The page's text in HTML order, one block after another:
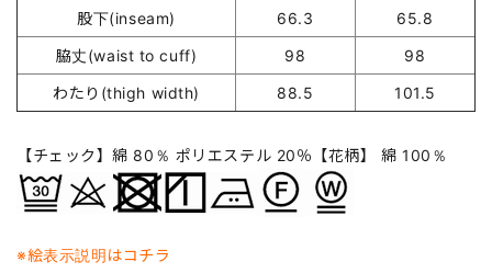
股下(inseam) 66.3
65.8
脇丈(waist to cuff)
98
98
わたり(thigh width)
88.5 101.5
【チェック】綿 80％ ポリエステル 20％【花柄】 綿 100％
※絵表示説明はコチラ